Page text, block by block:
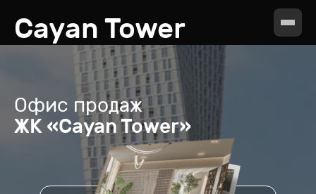
Cayan Tower
Офис продаж
ЖК «Cayan Tower»